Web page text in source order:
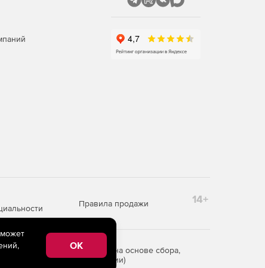
Правила продажи 14+
информации на основе сбора,
Российской Федерации)
OK